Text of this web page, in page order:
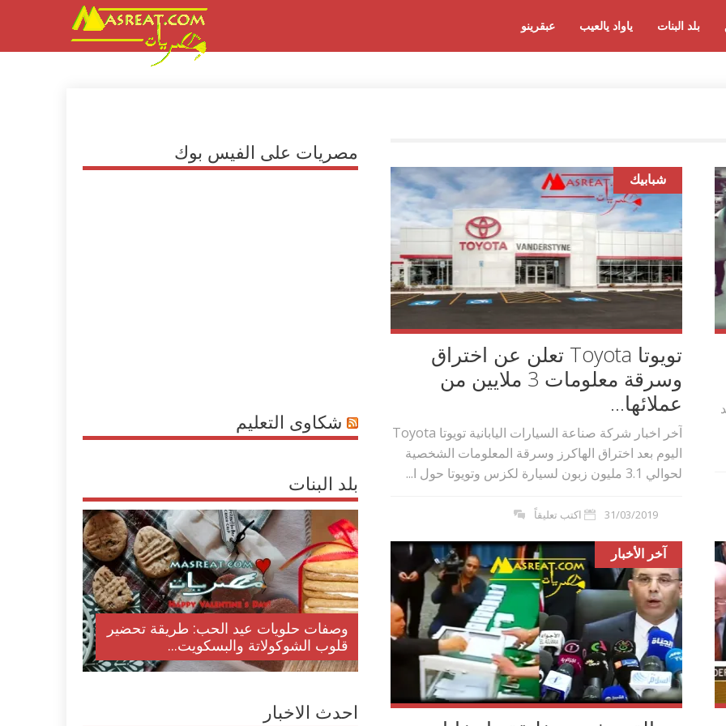
عبقرينو ياواد يالعيب بلد البنات
شبابيك
تويوتا Toyota تعلن عن اختراق
وسرقة معلومات 3 ملايين من
عملائها...
آخر اخبار شركة صناعة السيارات اليابانية تويوتا Toyota
اليوم بعد اختراق الهاكرز وسرقة المعلومات الشخصية
لحوالي 3.1 مليون زبون لسيارة لكزس وتويوتا حول ا...
31/03/2019 اكتب تعليقاً
آخر الأخبار
مصريات على الفيس بوك
شكاوى التعليم
بلد البنات
وصفات حلويات عيد الحب: طريقة تحضير
قلوب الشوكولاتة والبسكويت...
وصفات أكلات عيد راس السنة الميلادية
والميلاد المجيد الكريسما...
مع
احدث الاخبار